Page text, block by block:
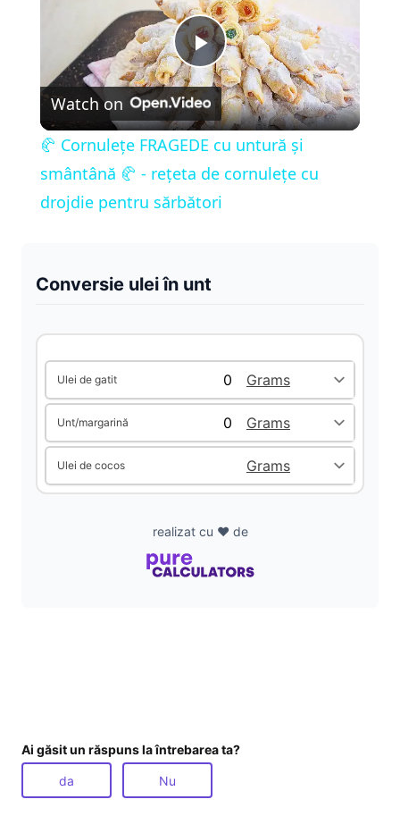
P
l
a
V
i
e
o
Watch on
🥐 Cornulețe FRAGEDE cu untură și
smântână 🥐 - rețeta de cornulețe cu
drojdie pentru sărbători
Conversie ulei în unt
Ulei de gatit
Unt/margarină
Ulei de cocos
realizat cu ❤️ de
Ai găsit un răspuns la întrebarea ta?
da Nu